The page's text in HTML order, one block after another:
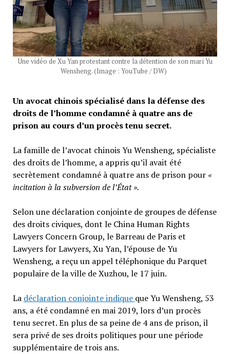
Une vidéo de Xu Yan protestant contre la détention de son mari Yu
Wensheng. (Image : YouTube / DW)
Un avocat chinois spécialisé dans la défense des
droits de l’homme condamné à quatre ans de
prison au cours d’un procès tenu secret.
La famille de l’avocat chinois Yu Wensheng, spécialiste
des droits de l’homme, a appris qu’il avait été
secrètement condamné à quatre ans de prison pour «
incitation à la subversion de l’État ».
Selon une déclaration conjointe de groupes de défense
des droits civiques, dont le China Human Rights
Lawyers Concern Group, le Barreau de Paris et
Lawyers for Lawyers, Xu Yan, l’épouse de Yu
Wensheng, a reçu un appel téléphonique du Parquet
populaire de la ville de Xuzhou, le 17 juin.
La déclaration conjointe indique que Yu Wensheng, 53
ans, a été condamné en mai 2019, lors d’un procès
tenu secret. En plus de sa peine de 4 ans de prison, il
sera privé de ses droits politiques pour une période
supplémentaire de trois ans.